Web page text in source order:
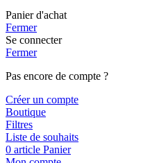
Panier d'achat
Fermer
Se connecter
Fermer
Pas encore de compte ?
Créer un compte
Boutique
Filtres
Liste de souhaits
0 article Panier